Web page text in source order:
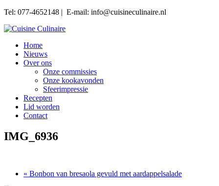
Tel: 077-4652148 | E-mail: info@cuisineculinaire.nl
Home
Nieuws
Over ons
Onze commissies
Onze kookavonden
Sfeerimpressie
Recepten
Lid worden
Contact
IMG_6936
« Bonbon van bresaola gevuld met aardappelsalade